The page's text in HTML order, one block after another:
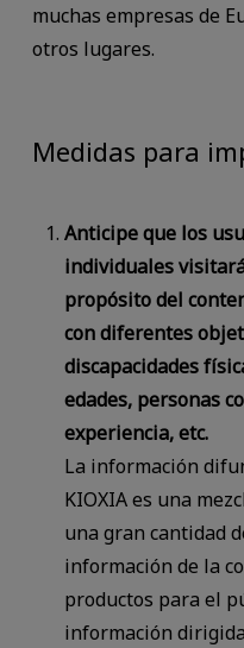
muchas empresas de
otros lugares.
Medidas para
Anticipe que los
individuales
propósito del
con diferentes
discapacidades
edades, personas
experiencia, etc.
La información
KIOXIA es una
una gran cantidad
información de la
productos para el
información